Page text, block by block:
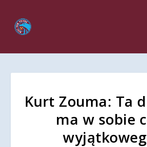
Kurt Zouma: Ta
ma w sobie